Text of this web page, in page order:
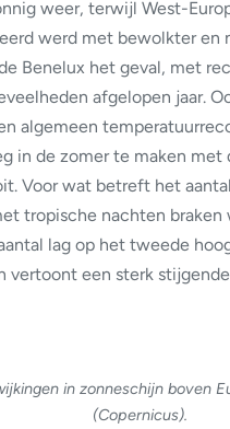
weer, terwijl West-
werd met bewolkter en
Benelux het geval, met
afgelopen jaar.
algemeen
in de zomer te maken met
Voor wat betreft het
tropische nachten braken
lag op het tweede
vertoont een sterk
in zonneschijn boven
(Copernicus).